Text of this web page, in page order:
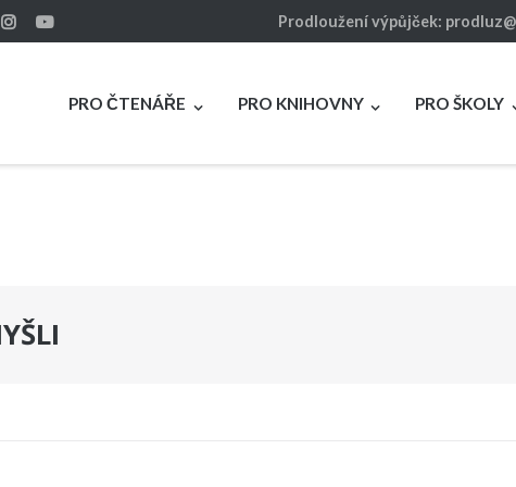
Prodloužení výpůjček:
PRO ČTENÁŘE PRO KNIHOVNY PRO ŠKOLY